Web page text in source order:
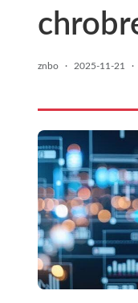
znbo · 2025-11-21 ·